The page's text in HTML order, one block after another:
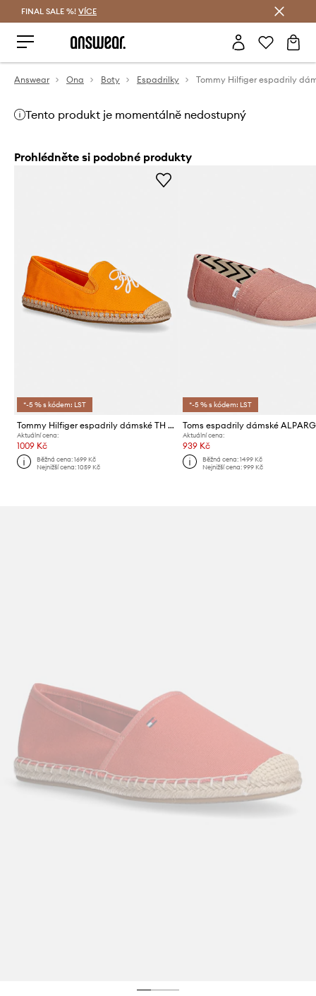
FINAL SALE %! VÍCE
Answear Ona Boty Espadrilky
Tento produkt je momentálně nedostupný
Prohlédněte si podobné produkty
*-5 % s kódem: LST
Tommy Hilfiger espadrily dámské TH SCRIPT SUMMER ESPADRILLE
Aktuální cena:
1009 Kč
Běžná cena:1699 Kč
Nejnižší cena:1059 Kč
*-5 % s kódem: LST
Aktuální cena:
939 Kč
Běžná cena: 1499 Kč
Nejnižší cena: 999 Kč